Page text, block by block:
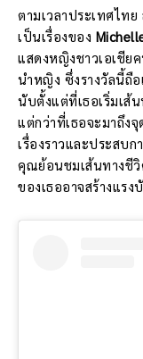
ตามเวลาประเทศไท
เป็นเรื่องของ
แสดงหญิงชาวเอเชีย
นำหญิง ซึ่งรางวัลนี้ถื
นับตั้งแต่ที่เธอเริ่มเส้
แต่กว่าที่เธอจะมาถึง
เรื่องราวและประสบ
คุณย้อนชมเส้นทางชีวิ
ของเธออาจสร้างแร